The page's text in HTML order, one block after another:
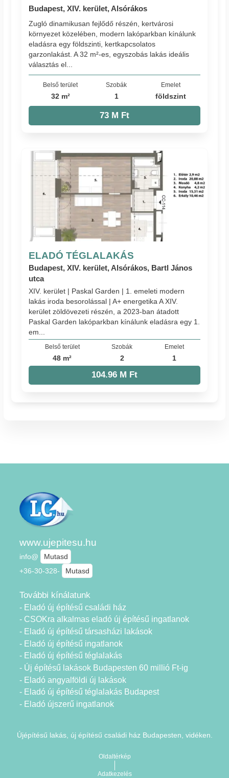
Budapest, XIV. kerület, Alsórákos
Zugló dinamikusan fejlődő részén, kertvárosi
környezet közelében, modern lakóparkban kínálunk
eladásra egy földszinti, kertkapcsolatos
garzonlakást. A 32 m²-es, egyszobás lakás ideális
választás el...
Belső terület
32 m²
Szobák
1
Emelet
földszint
73 M Ft
ELADÓ TÉGLALAKÁS
Budapest, XIV. kerület, Alsórákos, Bartl János
utca
XIV. kerület | Paskal Garden | 1. emeleti modern
lakás iroda besorolással | A+ energetika A XIV.
kerület zöldövezeti részén, a 2023-ban átadott
Paskal Garden lakóparkban kínálunk eladásra egy 1.
em...
Belső terület
48 m²
Szobák
2
Emelet
1
104.96 M Ft
www.ujepitesu.hu
info@
Mutasd
+36-30-328-
Mutasd
További kínálatunk
- Eladó új építésű családi ház
- CSOKra alkalmas eladó új építésű ingatlanok
- Eladó új építésű társasházi lakások
- Eladó új építésű ingatlanok
- Eladó új építésű téglalakás
- Új építésű lakások Budapesten 60 millió Ft-ig
- Eladó angyalföldi új lakások
- Eladó új építésű téglalakás Budapest
- Eladó újszerű ingatlanok
Újépítésű lakás, új építésű családi ház Budapesten, vidéken.
Oldaltérkép
Adatkezelés